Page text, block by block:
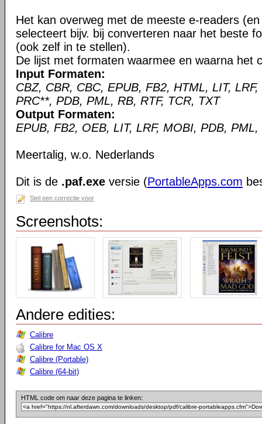
Het kan overweg met de meeste e-readers
selecteert bijv. bij converteren naar het beste
(ook zelf in te stellen).
De lijst met formaten waarmee en waarna het
Input Formaten:
CBZ, CBR, CBC, EPUB, FB2, HTML, LIT,
PRC**, PDB, PML, RB, RTF, TCR, TXT
Output Formaten:
EPUB, FB2, OEB, LIT, LRF, MOBI, PDB,
Meertalig, w.o. Nederlands
Dit is de .paf.exe versie (PortableApps.com
Stel een correctie voor
Screenshots:
Andere edities:
Calibre
Calibre for Mac OS X
Calibre (Portable)
Calibre (64-bit)
HTML code om naar deze pagina te linken: